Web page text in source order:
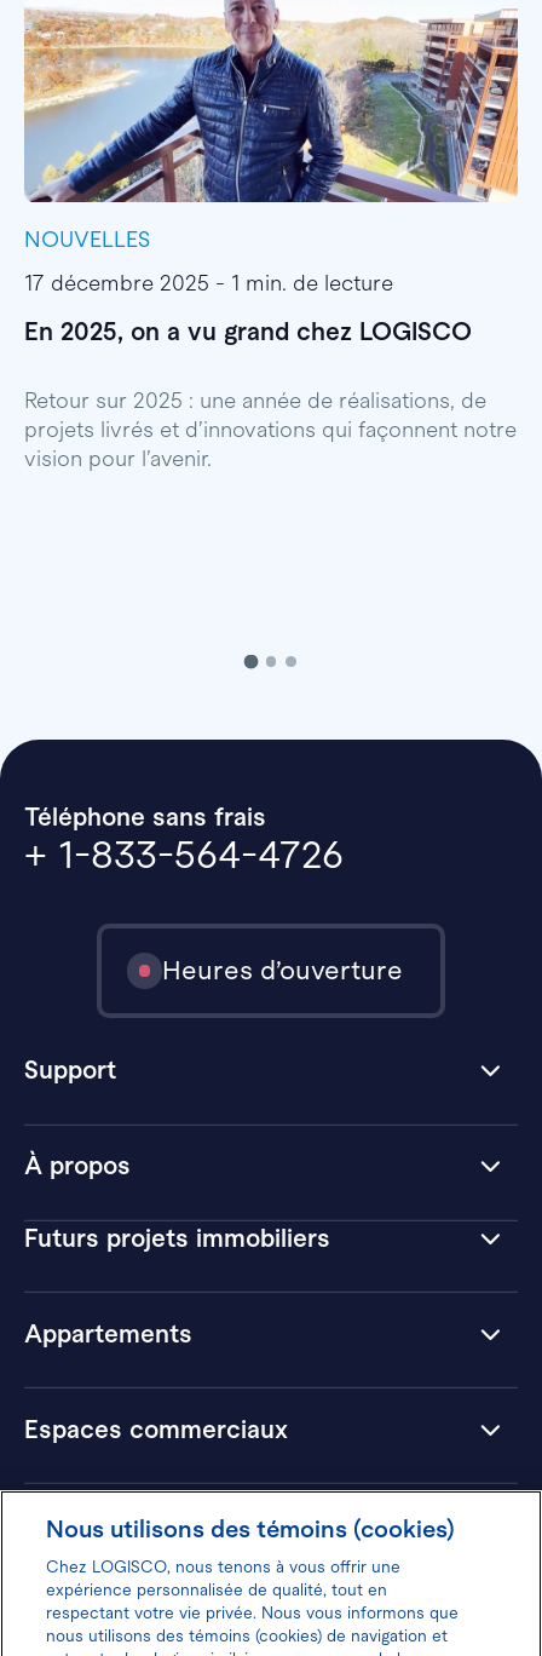
NOUVELLES
17 décembre 2025 - 1 min. de lecture
En 2025, on a vu grand chez LOGISCO
Retour sur 2025 : une année de réalisations, de
projets livrés et d’innovations qui façonnent notre
vision pour l’avenir.
À propos
Futurs projets immobiliers
Appartements
Espaces commerciaux
Hôtels
Téléphone sans frais
+ 1-833-564-4726
Heures d’ouverture
Support
Nous utilisons des témoins (cookies)
Chez LOGISCO, nous tenons à vous offrir une
expérience personnalisée de qualité, tout en
respectant votre vie privée. Nous vous informons que
nous utilisons des témoins (cookies) de navigation et